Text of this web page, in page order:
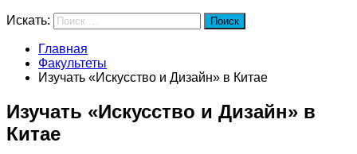
Искать: Поиск
Главная
Факультеты
Изучать «Искусство и Дизайн» в Китае
Изучать «Искусство и Дизайн» в
Китае